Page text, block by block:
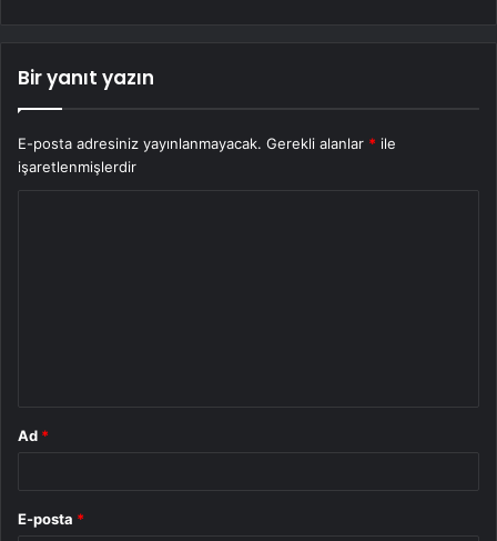
Bir yanıt yazın
E-posta adresiniz yayınlanmayacak. Gerekli alanlar * ile
işaretlenmişlerdir
Ad *
E-posta *